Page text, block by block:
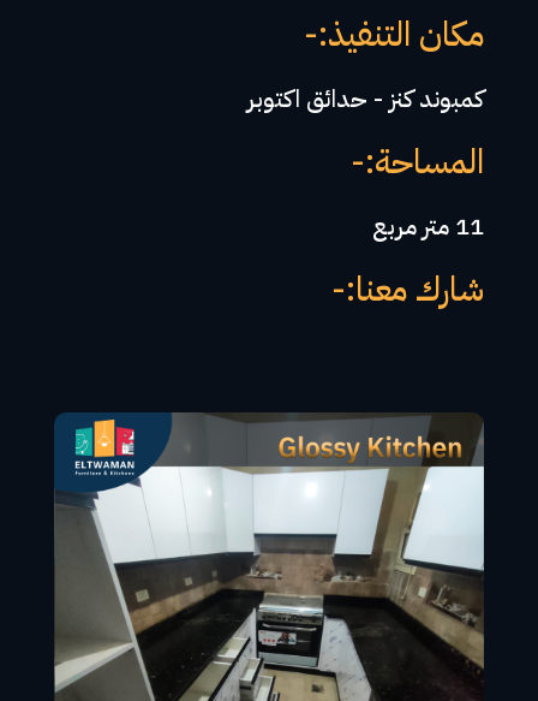
مكان التنفيذ:-
كمبوند كنز - حدائق اكتوبر
المساحة:-
11 متر مربع
شارك معنا:-